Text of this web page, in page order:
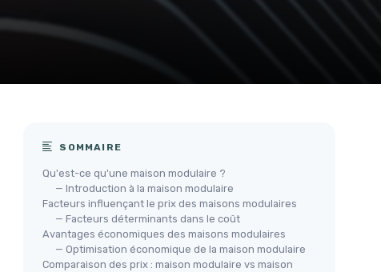
SOMMAIRE
Qu'est-ce qu'une maison modulaire ?
— Introduction à la maison modulaire
Facteurs influençant le prix des maisons modulaires
— Facteurs déterminants dans le coût
Avantages économiques des maisons modulaires
— Optimisation économique de la maison modulaire
Comparaison des prix : maison modulaire vs maison